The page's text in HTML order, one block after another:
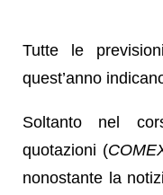
Tutte le
quest’anno
Soltanto nel
quotazioni (
nonostante la